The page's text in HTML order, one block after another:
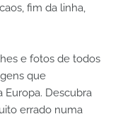
fim da linha,
e fotos de todos
que
Europa. Descubra
errado numa